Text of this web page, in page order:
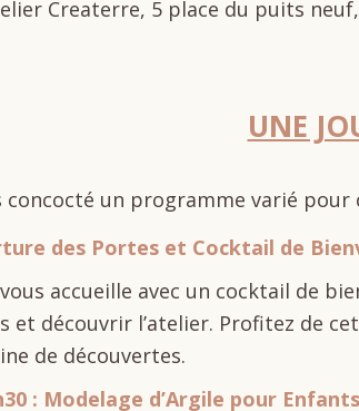
Createrre, 5 place du puits
UNE
concocté un programme varié
des Portes et Cocktail de
accueille avec un cocktail de
et découvrir l’atelier. Profitez de
de découvertes.
: Modelage d’Argile pour Enfants